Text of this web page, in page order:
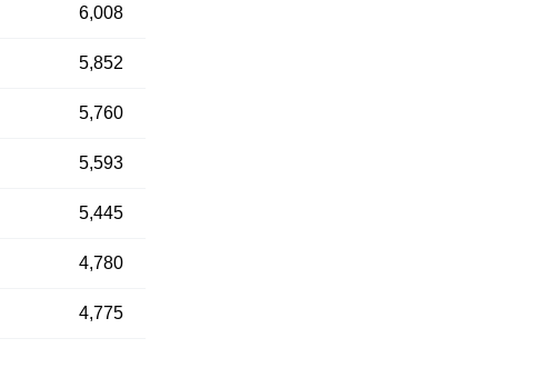
6,008
5,852
5,760
5,593
5,445
4,780
4,775